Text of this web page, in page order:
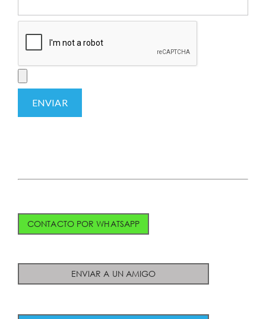
CONTACTO POR WHATSAPP
ENVIAR A UN AMIGO